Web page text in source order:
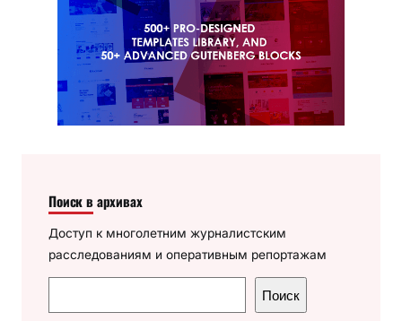
Поиск в архивах
Доступ к многолетним журналистским
расследованиям и оперативным репортажам
о
Поиск